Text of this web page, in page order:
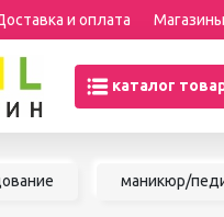
и оплата Магазины
каталог
маникюр/